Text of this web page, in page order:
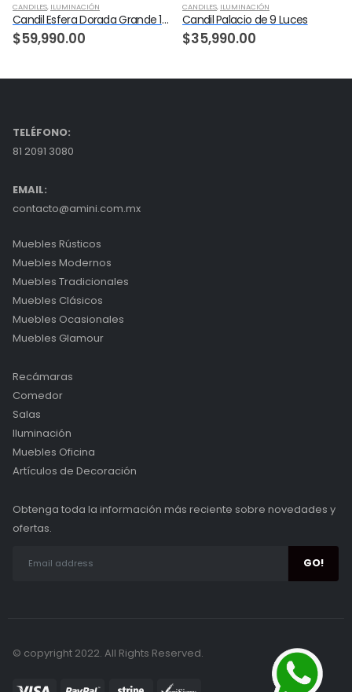
OCASIONALES
CANDILES, ILUMINACIÓN
Candil Esfera Dorada Grande 18 Luces
$59,990.00
CANDILES, ILUMINACIÓN
Candil Palacio de 9 Luces
$35,990.00
TELÉFONO:
81 2091 3080
EMAIL:
contacto@amini.com.mx
Muebles Rústicos
Muebles Modernos
Muebles Tradicionales
Muebles Clásicos
Muebles Ocasionales
Muebles Glamour
Recámaras
Comedor
Salas
Iluminación
Muebles Oficina
Artículos de Decoración
Obtenga toda la información más reciente sobre novedades y
ofertas.
© copyright 2022. All Rights Reserved.